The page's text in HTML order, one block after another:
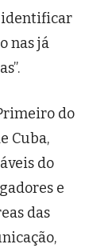
identificar
nas já
do
Cuba,
do
e
das